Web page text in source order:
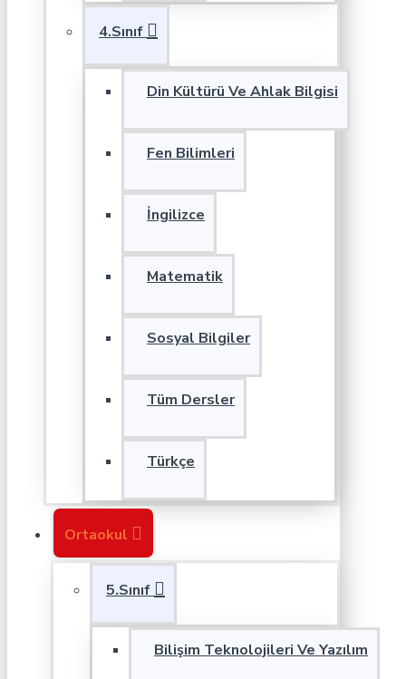
4.Sınıf
Din Kültürü Ve Ahlak Bilgisi
Fen Bilimleri
İngilizce
Matematik
Sosyal Bilgiler
Tüm Dersler
Türkçe
Ortaokul
5.Sınıf
Bilişim Teknolojileri Ve Yazılım